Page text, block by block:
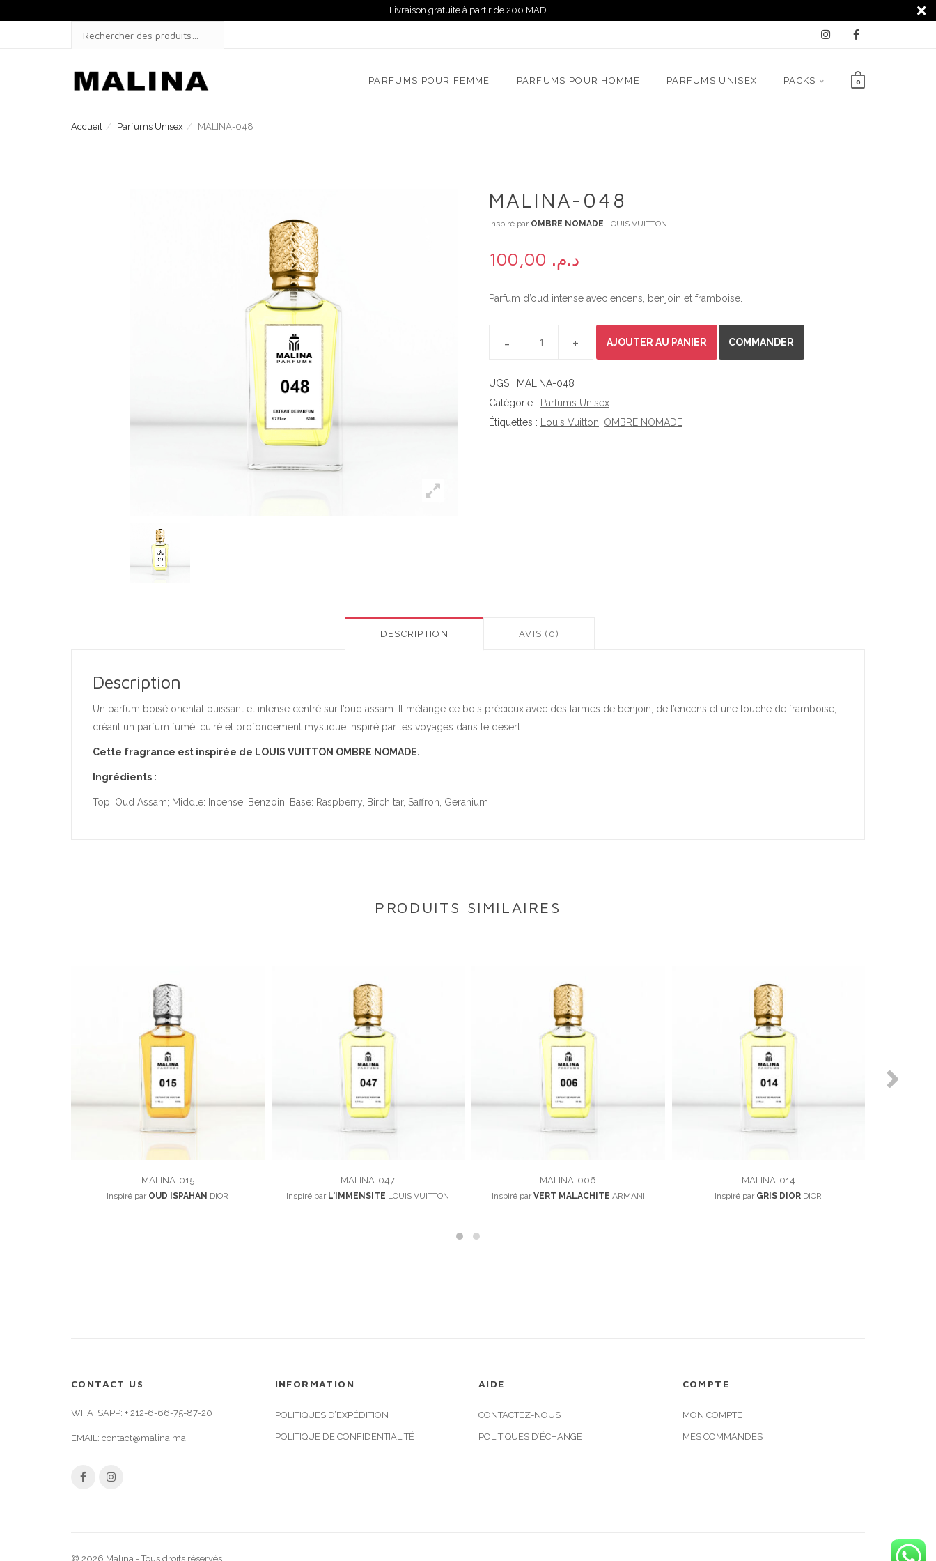
to
Livraison gratuite à partir de 200 MAD
SEARCH
PARFUMS POUR FEMME
PARFUMS POUR HOMME PARFUMS UNISEX PACKS 0
Accueil Parfums Unisex MALINA-048
MALINA-048
Inspiré par OMBRE NOMADE LOUIS VUITTON
د.م.
Parfum d’oud intense avec encens, benjoin et framboise.
AJOUTER AU PANIER COMMANDER
UGS : MALINA-048
Catégorie : Parfums Unisex
Étiquettes :
Louis Vuitton OMBRE NOMADE
DESCRIPTION AVIS (0)
Description
Un parfum boisé oriental puissant et intense centré sur l’oud assam. Il mélange ce bois précieux avec des larmes de benjoin, de l’encens et une touche de framboise,
créant un parfum fumé, cuiré et profondément mystique inspiré par les voyages dans le désert.
Cette fragrance est inspirée de LOUIS VUITTON OMBRE NOMADE.
Ingrédients :
Top: Oud Assam; Middle: Incense, Benzoin; Base: Raspberry, Birch tar, Saffron, Geranium
PRODUITS SIMILAIRES
MALINA-015
Inspiré par OUD ISPAHAN DIOR
MALINA-047
Inspiré par L'IMMENSITE LOUIS VUITTON
MALINA-006
Inspiré parVERT MALACHITE ARMANI
MALINA-014
Inspiré par GRIS DIOR DIOR
CONTACT US
WHATSAPP: + 212-6-66-75-87-20
EMAIL: contact@malina.ma
INFORMATION
POLITIQUES D’EXPÉDITION
POLITIQUE DE CONFIDENTIALITÉ
AIDE
CONTACTEZ-NOUS
POLITIQUES D’ÉCHANGE
COMPTE
MON COMPTE
MES COMMANDES
© 2026 Malina - Tous droits réservés.